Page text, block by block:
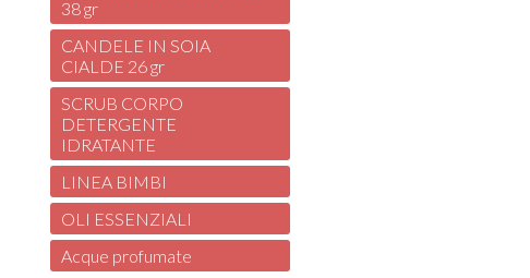
38 gr
CANDELE IN SOIA
CIALDE 26 gr
SCRUB CORPO
DETERGENTE
IDRATANTE
LINEA BIMBI
OLI ESSENZIALI
Acque profumate